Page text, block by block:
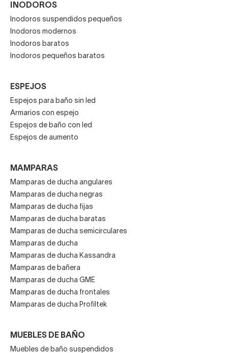
INODOROS
Inodoros suspendidos pequeños
Inodoros modernos
Inodoros baratos
Inodoros pequeños baratos
ESPEJOS
Espejos para baño sin led
Armarios con espejo
Espejos de baño con led
Espejos de aumento
MAMPARAS
Mamparas de ducha angulares
Mamparas de ducha negras
Mamparas de ducha fijas
Mamparas de ducha baratas
Mamparas de ducha semicirculares
Mamparas de ducha
Mamparas de ducha Kassandra
Mamparas de bañera
Mamparas de ducha GME
Mamparas de ducha frontales
Mamparas de ducha Profiltek
MUEBLES DE BAÑO
Muebles de baño suspendidos